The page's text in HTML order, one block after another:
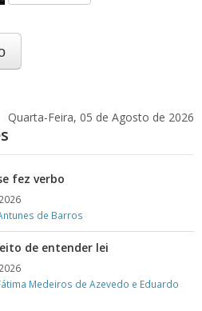
Quarta-Feira, 05 de Agosto de 2026
fez verbo
de Barros
de entender lei
Medeiros de Azevedo e Eduardo